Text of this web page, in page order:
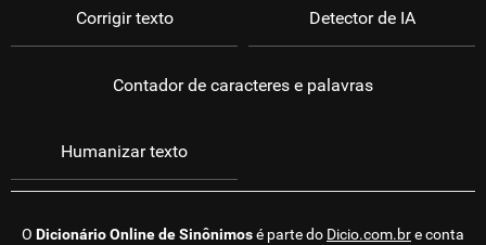
Corrigir texto
Contador de caracteres e palavras
Detector de IA
Humanizar texto
O Dicionário Online de Sinônimosé parte do Dicio.com.bre conta